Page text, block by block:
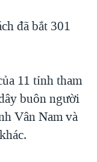
SÂM
đã bắt 301
11 tỉnh tham
buôn người
Vân Nam và